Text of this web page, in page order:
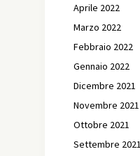
Aprile 2022
Marzo 2022
Febbraio 2022
Gennaio 2022
Dicembre 2021
Novembre 2021
Ottobre 2021
Settembre 2021